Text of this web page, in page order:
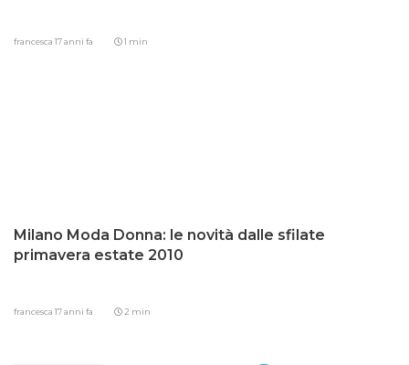
francesca17 anni fa 1 min
Milano Moda Donna: le novità dalle sfilate
primavera estate 2010
francesca17 anni fa 2 min